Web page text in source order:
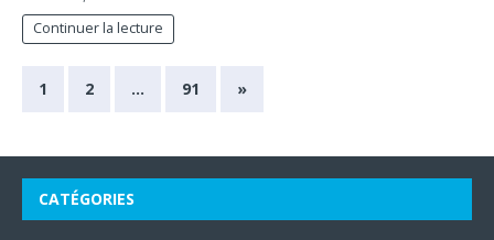
Continuer la lecture
1 2 … 91 »
CATÉGORIES